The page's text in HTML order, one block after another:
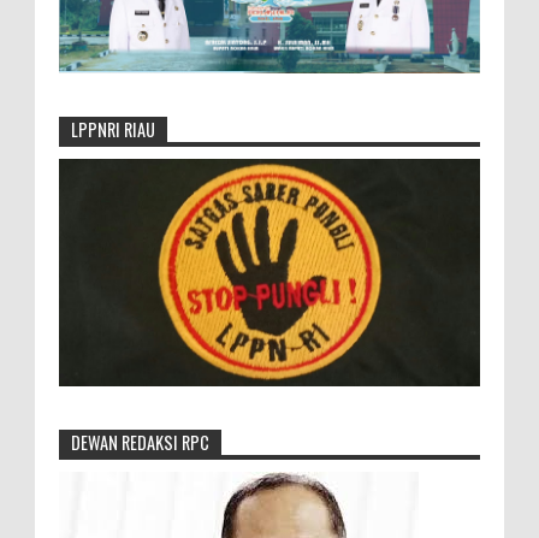
LPPNRI RIAU
DEWAN REDAKSI RPC